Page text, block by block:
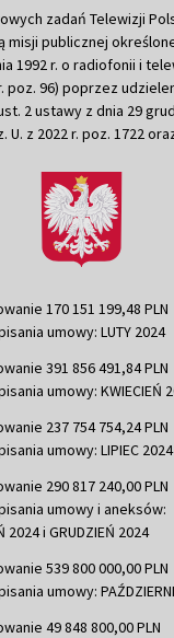
zadań Telewizji
misji publicznej
1992 r. o radiofonii i
poz. 96) poprzez
2 ustawy z dnia 29
z 2022 r. poz. 1722
170 151 199,48 PLN
umowy: LUTY 2024
391 856 491,84 PLN
umowy: KWIECIEŃ
237 754 754,24 PLN
umowy: LIPIEC 2024
290 817 240,00 PLN
umowy i aneksów:
2024 i GRUDZIEŃ 2024
539 800 000,00 PLN
umowy:
49 848 800,00 PLN